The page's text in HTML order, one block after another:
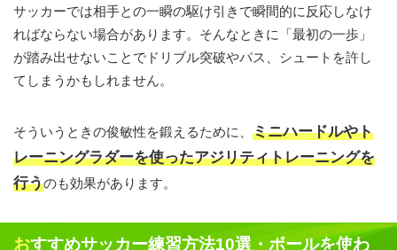
サッカーでは相手との一瞬の駆け引きで瞬間的に反応しなけ
ればならない場合があります。そんなときに「最初の一歩」
が踏み出せないことでドリブル突破やパス、シュートを許し
てしまうかもしれません。
そういうときの俊敏性を鍛えるために、 ミニハードルやト
レーニングラダーを使ったアジリティトレーニングを
行うのも効果があります。
おすすめサッカー練習方法10選・ボールを使わ